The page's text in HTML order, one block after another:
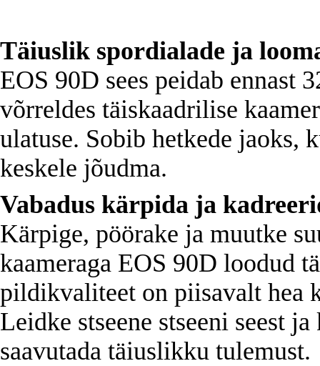
Täiuslik spordialade ja
EOS 90D sees peidab ennast
võrreldes täiskaadrilise
ulatuse. Sobib hetkede jaoks,
keskele jõudma.
Vabadus kärpida ja
Kärpige, pöörake ja muutke
kaameraga EOS 90D loodud
pildikvaliteet on piisavalt hea
Leidke stseene stseeni seest
saavutada täiuslikku tulemust.